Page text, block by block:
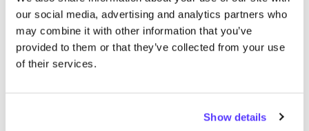
our social media, advertising and analytics partners who
may combine it with other information that you’ve
provided to them or that they’ve collected from your use
of their services.
Show details